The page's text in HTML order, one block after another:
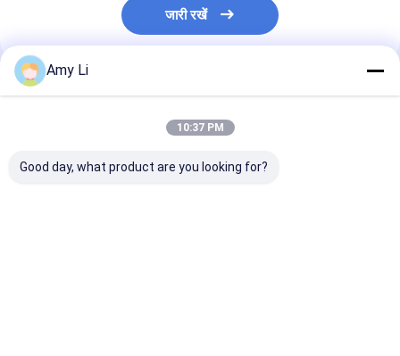
जारी रखें
अनुशंसित उत्पाद
Amy Li
10:37 PM
Good day, what product are you looking for?